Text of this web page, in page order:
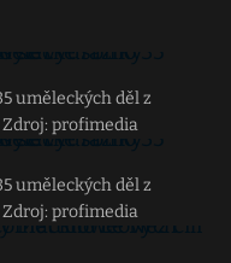
uměleckých děl z
Zdroj: profimedia
uměleckých děl z
Zdroj: profimedia